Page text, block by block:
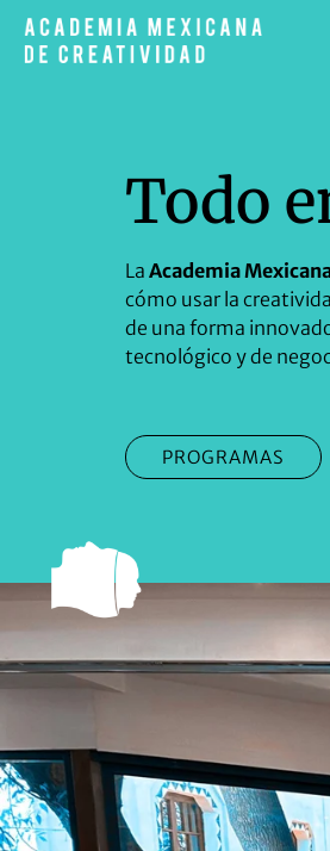
Todo
LaAcademia
cómo usar la
de una forma
tecnológico y de
PROGRAMAS